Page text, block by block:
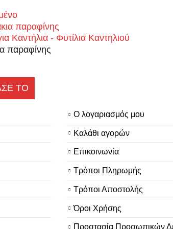
Καντήλια - Φυτίλια Καντηλιού
παραφίνης
ΤΟ
πολλαπλές
παραλλαγές.
μπορούν
Ο λογαριασμός μου
Καλάθι αγορών
Επικοινωνία
Τρόποι Πληρωμής
Τρόποι Αποστολής
Όροι Χρήσης
Προστασία Προσωπικών